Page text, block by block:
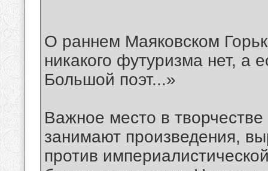
О раннем Маяковском
никакого футуризма нет, а
Большой поэт...»
Важное место в
занимают произведения,
против